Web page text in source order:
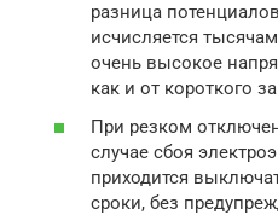
разница
исчисляется
очень высокое
как и от короткого
При резком
случае сбоя
приходится
сроки, без